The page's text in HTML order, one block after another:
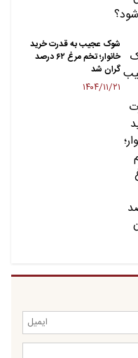
شوک عجیب به قدرت خرید
خانوار؛ تخم مرغ ۶۲ درصد
گران شد
۱۴۰۴/۱۱/۲۱